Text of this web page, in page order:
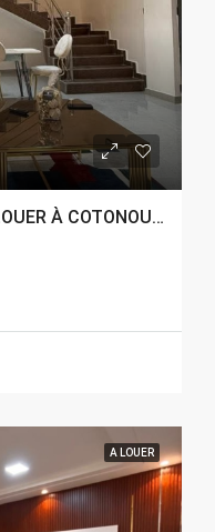
APPARTEMENT MEUBLÉ À LOUER À COTONOU FIDJROSSÈ
A LOUER